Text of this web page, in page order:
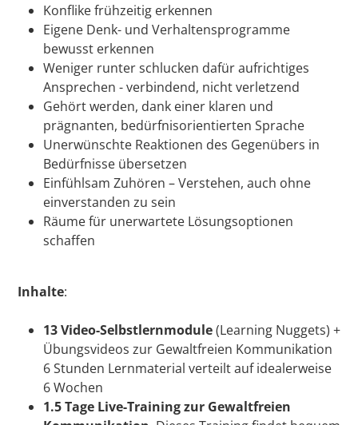
Konflike frühzeitig erkennen
Eigene Denk- und Verhaltensprogramme
bewusst erkennen
Weniger runter schlucken dafür aufrichtiges
Ansprechen - verbindend, nicht verletzend
Gehört werden, dank einer klaren und
prägnanten, bedürfnisorientierten Sprache
Unerwünschte Reaktionen des Gegenübers in
Bedürfnisse übersetzen
Einfühlsam Zuhören – Verstehen, auch ohne
einverstanden zu sein
Räume für unerwartete Lösungsoptionen
schaffen
Inhalte:
13 Video-Selbstlernmodule(Learning Nuggets) +
Übungsvideos zur Gewaltfreien Kommunikation
6 Stunden Lernmaterial verteilt auf idealerweise
6 Wochen
1.5 Tage Live-Trainingzur Gewaltfreien